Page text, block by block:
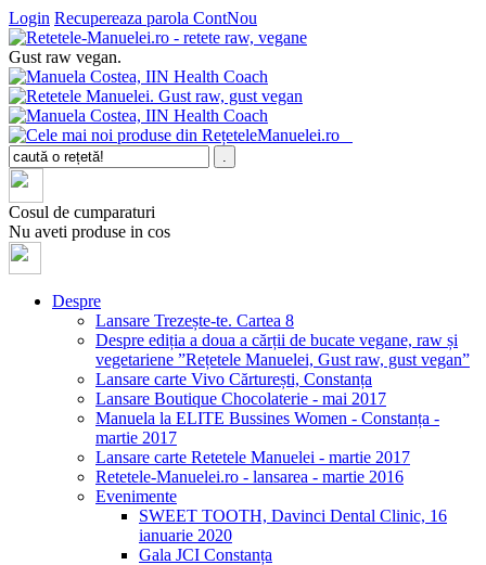
Login Recupereaza parola ContNou
Gust raw vegan.
Cosul de cumparaturi
Nu aveti produse in cos
Despre
Lansare Trezește-te. Cartea 8
Despre ediția a doua a cărții de bucate vegane, raw și
vegetariene ”Rețetele Manuelei, Gust raw, gust vegan”
Lansare carte Vivo Cărturești, Constanța
Lansare Boutique Chocolaterie - mai 2017
Manuela la ELITE Bussines Women - Constanța -
martie 2017
Lansare carte Retetele Manuelei - martie 2017
Retetele-Manuelei.ro - lansarea - martie 2016
Evenimente
SWEET TOOTH, Davinci Dental Clinic, 16
ianuarie 2020
Gala JCI Constanța